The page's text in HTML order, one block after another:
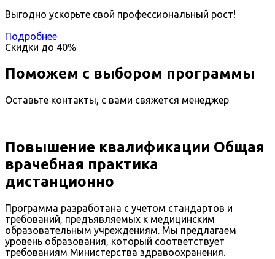
Выгодно ускорьте свой профессиональный рост!
Подробнее
Скидки до 40%
Поможем с выбором программы
Оставьте контакты, с вами свяжется менеджер
Повышение квалификации Общая
врачебная практика
дистанционно
Программа разработана с учетом стандартов и
требований, предъявляемых к медицинским
образовательным учреждениям. Мы предлагаем
уровень образования, который соответствует
требованиям Министерства здравоохранения.